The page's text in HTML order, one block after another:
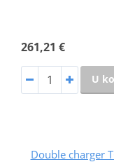
261,21 €
U
Double charger